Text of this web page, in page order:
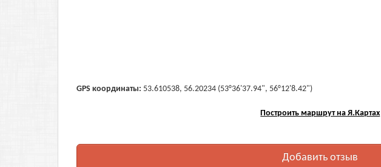
GPS координаты: 53.610538, 56.20234 (53°36'37.94", 56°12'8.42")
Построить маршрут на Я.Картах
Добавить отзыв